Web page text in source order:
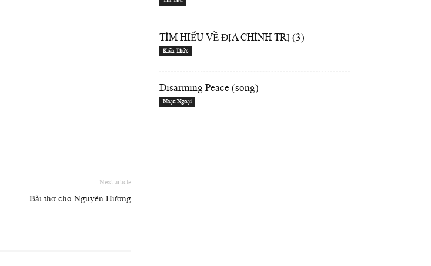
Next article
Bài thơ cho Nguyên Hương
TÌM HIỂU VỀ ĐỊA CHÍNH TRỊ (3)
Kiến Thức
Disarming Peace (song)
Nhạc Ngoại